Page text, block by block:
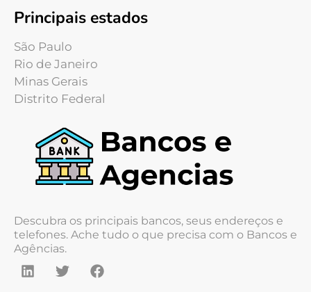
Principais estados
São Paulo
Rio de Janeiro
Minas Gerais
Distrito Federal
Descubra os principais bancos, seus endereços e
telefones. Ache tudo o que precisa com o Bancos e
Agências.